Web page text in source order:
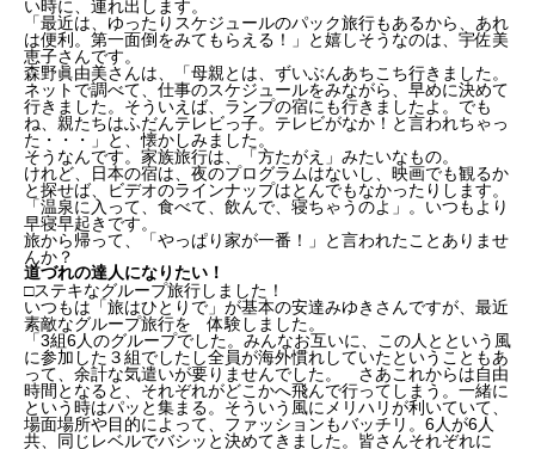
い時に、連れ出します。
「最近は、ゆったりスケジュールのパック旅行もあるから、あれ
は便利。第一面倒をみてもらえる！」と嬉しそうなのは、宇佐美
恵子さんです。
森野眞由美さんは、「母親とは、ずいぶんあちこち行きました。
ネットで調べて、仕事のスケジュールをみながら、早めに決めて
行きました。そういえば、ランプの宿にも行きましたよ。でも
ね、親たちはふだんテレビっ子。テレビがなか！と言われちゃっ
た・・・」と、懐かしみました。
そうなんです。家族旅行は、「方たがえ」みたいなもの。
けれど、日本の宿は、夜のプログラムはないし、映画でも観るか
と探せば、ビデオのラインナップはとんでもなかったりします。
「温泉に入って、食べて、飲んで、寝ちゃうのよ」。いつもより
早寝早起きです。
旅から帰って、「やっぱり家が一番！」と言われたことありませ
んか？
道づれの達人になりたい！
□ステキなグループ旅行しました！
いつもは「旅はひとりで」が基本の安達みゆきさんですが、最近
素敵なグループ旅行を 体験しました。
「3組6人のグループでした。みんなお互いに、この人とという風
に参加した３組でしたし全員が海外慣れしていたということもあ
って、余計な気遣いが要りませんでした。 さあこれからは自由
時間となると、それぞれがどこかへ飛んで行ってしまう。一緒に
という時はパッと集まる。そういう風にメリハリが利いていて、
場面場所や目的によって、ファッションもバッチリ。6人が6人
共、同じレベルでバシッと決めてきました。皆さんそれぞれに